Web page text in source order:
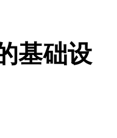
基础设